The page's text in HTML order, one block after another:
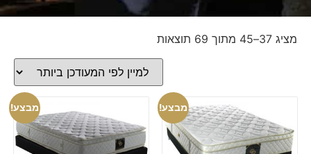
מציג 37–45 מתוך 69 תוצאות
מבצע! מבצע!